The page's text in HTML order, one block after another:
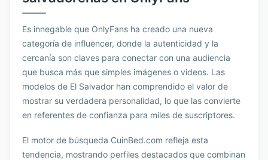
Es innegable que OnlyFans ha creado una nueva
categoría de influencer, donde la autenticidad y la
cercanía son claves para conectar con una audiencia
que busca más que simples imágenes o videos. Las
modelos de El Salvador han comprendido el valor de
mostrar su verdadera personalidad, lo que las convierte
en referentes de confianza para miles de suscriptores.
El motor de búsqueda CuinBed.com refleja esta
tendencia, mostrando perfiles destacados que combinan